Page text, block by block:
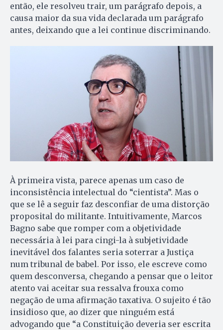
então, ele resolveu trair, um parágrafo depois, a
causa maior da sua vida declarada um parágrafo
antes, deixando que a lei continue discriminando.
À primeira vista, parece apenas um caso de
inconsistência intelectual do “cientista”. Mas o
que se lê a seguir faz desconfiar de uma distorção
proposital do militante. Intuitivamente, Marcos
Bagno sabe que romper com a objetividade
necessária à lei para cingi-la à subjetividade
inevitável dos falantes seria soterrar a Justiça
num tribunal de babel. Por isso, ele escreve como
quem desconversa, chegando a pensar que o leitor
atento vai aceitar sua ressalva frouxa como
negação de uma afirmação taxativa. O sujeito é tão
insidioso que, ao dizer que ninguém está
advogando que “a Constituição deveria ser escrita